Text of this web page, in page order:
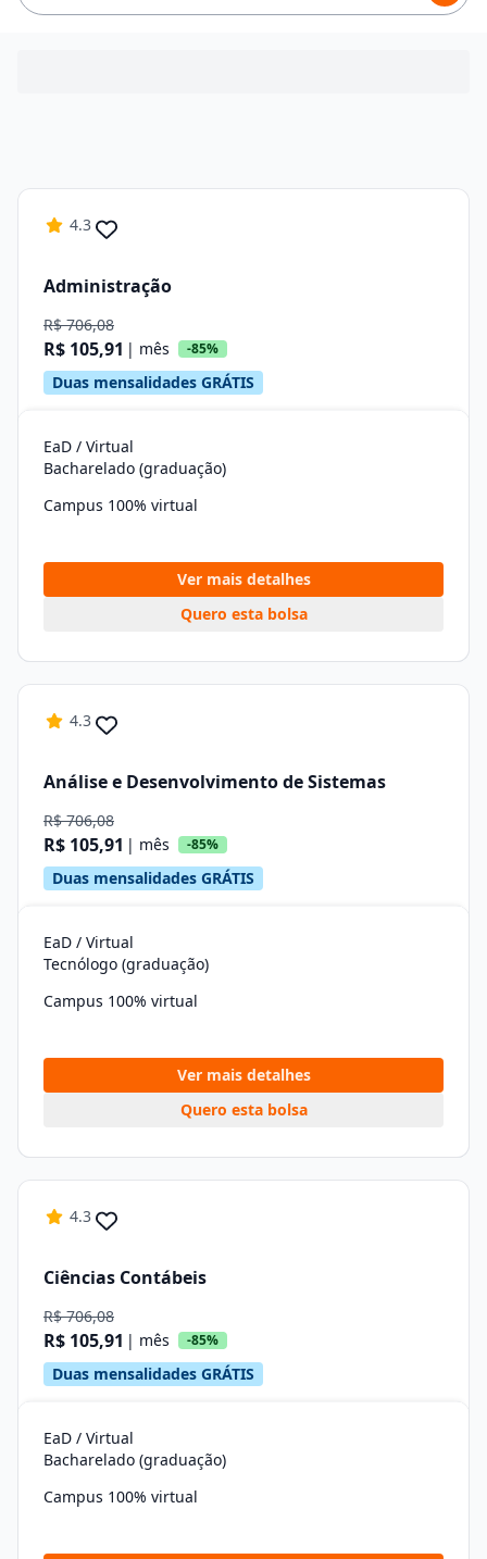
4.3
Administração
R$ 706,08
R$ 105,91 | mês -85%
Duas mensalidades GRÁTIS
EaD / Virtual
Bacharelado (graduação)
Campus 100% virtual
Ver mais detalhes
Quero esta bolsa
4.3
Análise e Desenvolvimento de Sistemas
R$ 706,08
R$ 105,91 | mês -85%
Duas mensalidades GRÁTIS
EaD / Virtual
Tecnólogo (graduação)
Campus 100% virtual
Ver mais detalhes
Quero esta bolsa
4.3
Ciências Contábeis
R$ 706,08
R$ 105,91 | mês -85%
Duas mensalidades GRÁTIS
EaD / Virtual
Bacharelado (graduação)
Campus 100% virtual